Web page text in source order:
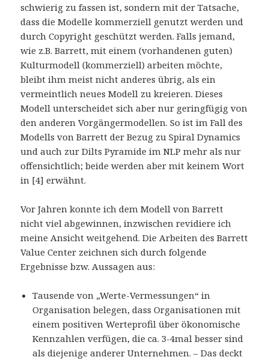
schwierig zu fassen ist, sondern mit der Tatsache,
dass die Modelle kommerziell genutzt werden und
durch Copyright geschützt werden. Falls jemand,
wie z.B. Barrett, mit einem (vorhandenen guten)
Kulturmodell (kommerziell) arbeiten möchte,
bleibt ihm meist nicht anderes übrig, als ein
vermeintlich neues Modell zu kreieren. Dieses
Modell unterscheidet sich aber nur geringfügig von
den anderen Vorgängermodellen. So ist im Fall des
Modells von Barrett der Bezug zu Spiral Dynamics
und auch zur Dilts Pyramide im NLP mehr als nur
offensichtlich; beide werden aber mit keinem Wort
in [4] erwähnt.
Vor Jahren konnte ich dem Modell von Barrett
nicht viel abgewinnen, inzwischen revidiere ich
meine Ansicht weitgehend. Die Arbeiten des Barrett
Value Center zeichnen sich durch folgende
Ergebnisse bzw. Aussagen aus:
Tausende von „Werte-Vermessungen“ in
Organisation belegen, dass Organisationen mit
einem positiven Werteprofil über ökonomische
Kennzahlen verfügen, die ca. 3-4mal besser sind
als diejenige anderer Unternehmen. – Das deckt